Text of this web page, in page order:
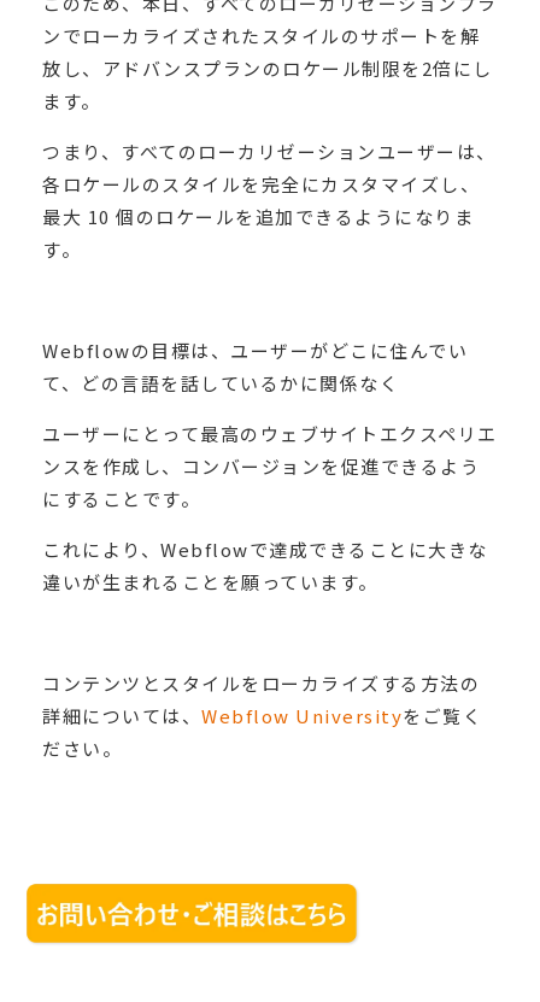
ンでローカライズされたスタイルのサポートを解
放し、アドバンスプランのロケール制限を2倍にし
ます。
つまり、すべてのローカリゼーションユーザーは、
各ロケールのスタイルを完全にカスタマイズし、
最大 10 個のロケールを追加できるようになりま
す。
Webflowの目標は、ユーザーがどこに住んでい
て、どの言語を話しているかに関係なく
ユーザーにとって最高のウェブサイトエクスペリエ
ンスを作成し、コンバージョンを促進できるよう
にすることです。
これにより、Webflowで達成できることに大きな
違いが生まれることを願っています。
コンテンツとスタイルをローカライズする方法の
詳細については、 Webflow Universityをご覧く
ださい。